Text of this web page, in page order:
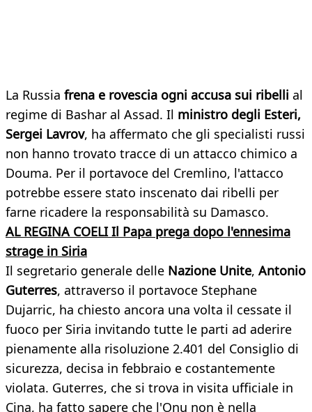
La Russia frena e rovescia ogni accusa sui ribelli al
regime di Bashar al Assad. Il ministro degli Esteri,
Sergei Lavrov, ha affermato che gli specialisti russi
non hanno trovato tracce di un attacco chimico a
Douma. Per il portavoce del Cremlino, l'attacco
potrebbe essere stato inscenato dai ribelli per
farne ricadere la responsabilità su Damasco.
AL REGINA COELI Il Papa prega dopo l'ennesima
strage in Siria
Il segretario generale delle Nazione Unite, Antonio
Guterres, attraverso il portavoce Stephane
Dujarric, ha chiesto ancora una volta il cessate il
fuoco per Siria invitando tutte le parti ad aderire
pienamente alla risoluzione 2.401 del Consiglio di
sicurezza, decisa in febbraio e costantemente
violata. Guterres, che si trova in visita ufficiale in
Cina, ha fatto sapere che l'Onu non è nella